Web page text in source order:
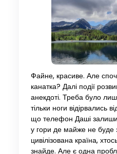
Файне, красиве. Але
канатка? Далі події
анекдоті. Треба було
тільки ноги відірвались
що телефон Даші
у гори де майже не буде
цивілізована країна,
знайде. Але є одна